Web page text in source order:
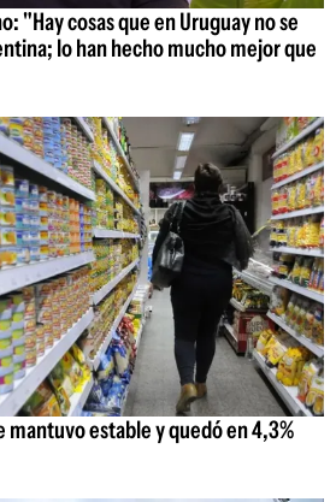
"Hay cosas que en Uruguay no se
lo han hecho mucho mejor que
mantuvo estable y quedó en 4,3%